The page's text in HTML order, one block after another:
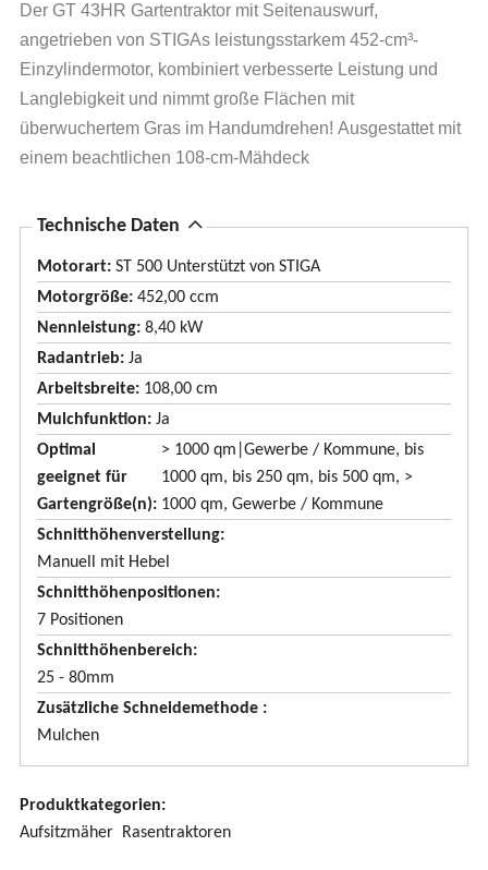
Der GT 43HR Gartentraktor mit Seitenauswurf,
angetrieben von STIGAs leistungsstarkem 452-cm³-
Einzylindermotor, kombiniert verbesserte Leistung und
Langlebigkeit und nimmt große Flächen mit
überwuchertem Gras im Handumdrehen! Ausgestattet mit
einem beachtlichen 108-cm-Mähdeck
A
u
s
b
l
e
n
d
e
n
Technische Daten
Motorart: ST 500 Unterstützt von STIGA
Motorgröße: 452,00 ccm
Nennleistung: 8,40 kW
Radantrieb: Ja
Arbeitsbreite: 108,00 cm
Mulchfunktion: Ja
Optimal
geeignet für
Gartengröße(n):
> 1000 qm|Gewerbe / Kommune, bis
1000 qm, bis 250 qm, bis 500 qm, >
1000 qm, Gewerbe / Kommune
Schnitthöhenverstellung
Manuell mit Hebel
Schnitthöhenpositionen
7 Positionen
Schnitthöhenbereich
25 - 80mm
Zusätzliche Schneidemethode
Mulchen
Produktkategorien:
Aufsitzmäher
Rasentraktoren